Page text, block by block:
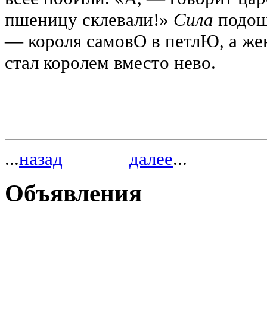
пшеницу склевали!» Сила
— короля самовО в петлЮ, а
стал королем вместо нево.
...назад далее...
Объявления